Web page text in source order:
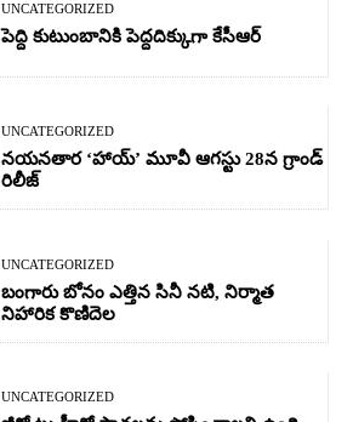
UNCATEGORIZED
పెద్ది కుటుంబానికి పెద్దదిక్కుగా కేసీఆర్
UNCATEGORIZED
నయనతార ‘హాయ్’ మూవీ ఆగస్టు 28న గ్రాండ్
రిలీజ్
UNCATEGORIZED
బంగారు బోనం ఎత్తిన సినీ నటి, నిర్మాత
నిహారిక కొణిదెల
UNCATEGORIZED